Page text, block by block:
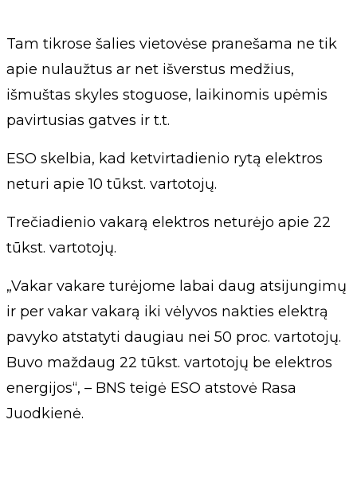
Tam tikrose šalies vietovėse pranešama ne tik
apie nulaužtus ar net išverstus medžius,
išmuštas skyles stoguose, laikinomis upėmis
pavirtusias gatves ir t.t.
ESO skelbia, kad ketvirtadienio rytą elektros
neturi apie 10 tūkst. vartotojų.
Trečiadienio vakarą elektros neturėjo apie 22
tūkst. vartotojų.
„Vakar vakare turėjome labai daug atsijungimų
ir per vakar vakarą iki vėlyvos nakties elektrą
pavyko atstatyti daugiau nei 50 proc. vartotojų.
Buvo maždaug 22 tūkst. vartotojų be elektros
energijos“, – BNS teigė ESO atstovė Rasa
Juodkienė.